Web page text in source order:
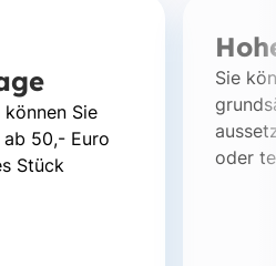
können Sie
ab 50,- Euro
Stück
Sie
oder